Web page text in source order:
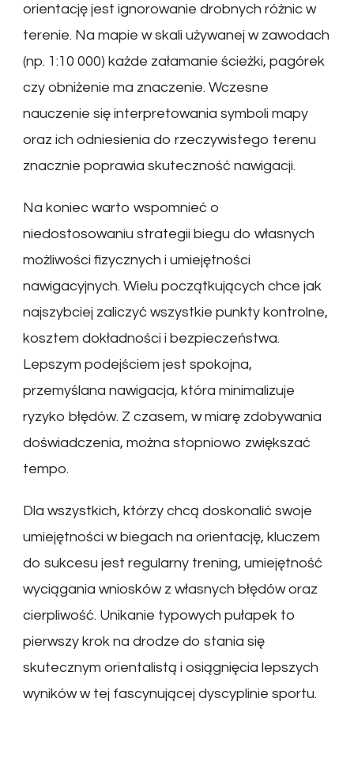
orientację jest ignorowanie drobnych różnic w
terenie. Na mapie w skali używanej w zawodach
(np. 1:10 000) każde załamanie ścieżki, pagórek
czy obniżenie ma znaczenie. Wczesne
nauczenie się interpretowania symboli mapy
oraz ich odniesienia do rzeczywistego terenu
znacznie poprawia skuteczność nawigacji.
Na koniec warto wspomnieć o
niedostosowaniu strategii biegu do własnych
możliwości fizycznych i umiejętności
nawigacyjnych. Wielu początkujących chce jak
najszybciej zaliczyć wszystkie punkty kontrolne,
kosztem dokładności i bezpieczeństwa.
Lepszym podejściem jest spokojna,
przemyślana nawigacja, która minimalizuje
ryzyko błędów. Z czasem, w miarę zdobywania
doświadczenia, można stopniowo zwiększać
tempo.
Dla wszystkich, którzy chcą doskonalić swoje
umiejętności w biegach na orientację, kluczem
do sukcesu jest regularny trening, umiejętność
wyciągania wniosków z własnych błędów oraz
cierpliwość. Unikanie typowych pułapek to
pierwszy krok na drodze do stania się
skutecznym orientalistą i osiągnięcia lepszych
wyników w tej fascynującej dyscyplinie sportu.